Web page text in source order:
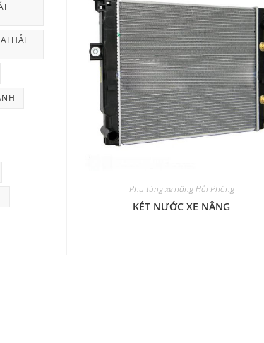
Phụ tùng xe nâng Hải Phòng
KÉT NƯỚC XE NÂNG
HẢI